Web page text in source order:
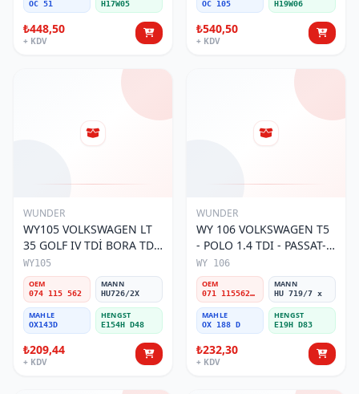
OC 51 H17W05
₺448,50
+ KDV
OC 105 H19W06
₺540,50
+ KDV
WUNDER
WY105 VOLKSWAGEN LT
35 GOLF IV TDİ BORA TDİ
074 115 562 Yağ Filtresi
WY105
OEM
074 115 562
MANN
HU726/2X
MAHLE
OX143D
HENGST
E154H D48
₺209,44
+ KDV
WUNDER
WY 106 VOLKSWAGEN T5
- POLO 1.4 TDI - PASSAT-
JETTA 03-11 071 115562 A
Yağ Filtresi
WY 106
OEM
071 115562 A
MANN
HU 719/7 x
MAHLE
OX 188 D
HENGST
E19H D83
₺232,30
+ KDV